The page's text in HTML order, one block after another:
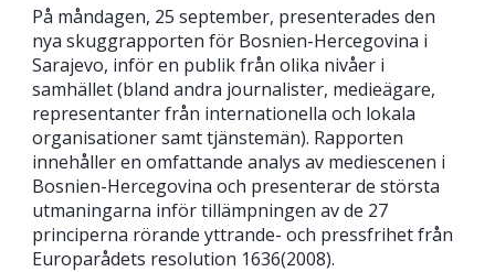
På måndagen, 25 september, presenterades den
nya skuggrapporten för Bosnien-Hercegovina i
Sarajevo, inför en publik från olika nivåer i
samhället (bland andra journalister, medieägare,
representanter från internationella och lokala
organisationer samt tjänstemän). Rapporten
innehåller en omfattande analys av mediescenen i
Bosnien-Hercegovina och presenterar de största
utmaningarna inför tillämpningen av de 27
principerna rörande yttrande- och pressfrihet från
Europarådets resolution 1636(2008).